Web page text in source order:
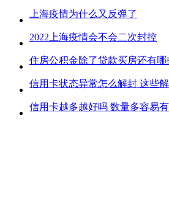
上海疫情为什么又反弹了
2022上海疫情会不会二次封控
住房公积金除了贷款买房还有哪
信用卡状态异常怎么解封 这些
信用卡越多越好吗 数量多容易